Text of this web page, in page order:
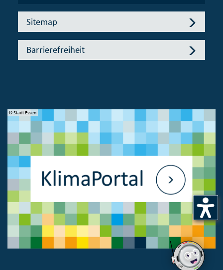
Sitemap
Barrierefreiheit
© Stadt Essen